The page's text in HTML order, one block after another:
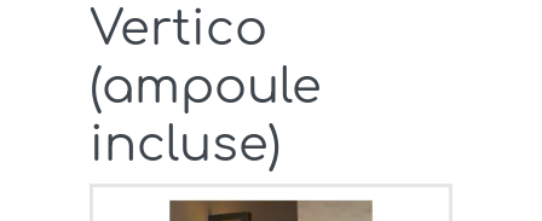
Vertico
(ampoule
incluse)